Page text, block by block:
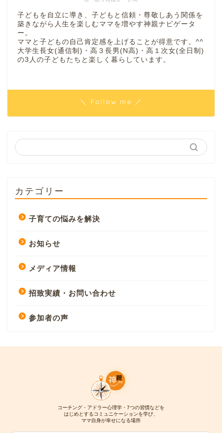
子どもを自立に導き、子どもと信頼・尊敬しあう関係を
築きながら人生を楽しむママを増やす神親ナビゲータ
ー。
ママと子どもの自己肯定感を上げることが得意です。^^
大学生長女(通信制)・高３長男(N高)・高１次女(全日制)
の3人の子どもたちと楽しく暮らしています。
＼ Follow me ／
カテゴリー
子育ての悩みを解決
お知らせ
メディア情報
招致実績・お問い合わせ
参加者の声
コーチング・アドラー心理学・7つの習慣などを
はじめとするコミュニケーションを学び、
ママ自身が幸せになる場所